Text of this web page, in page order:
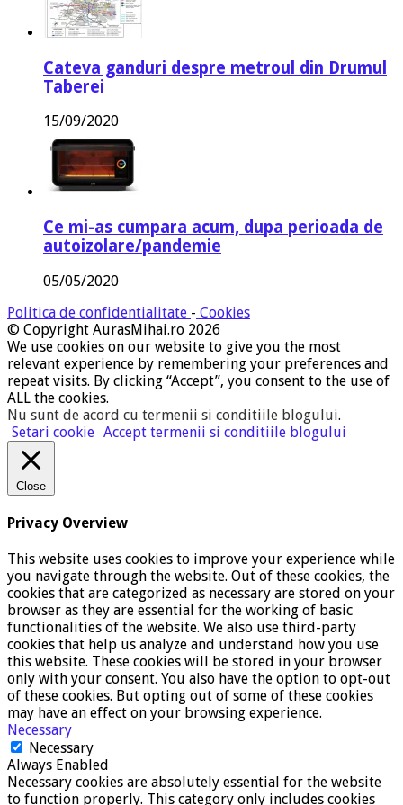
Cateva ganduri despre metroul din Drumul
Taberei
15/09/2020
Ce mi-as cumpara acum, dupa perioada de
autoizolare/pandemie
05/05/2020
Politica de confidentialitate - Cookies
© Copyright AurasMihai.ro 2026
We use cookies on our website to give you the most
relevant experience by remembering your preferences and
repeat visits. By clicking “Accept”, you consent to the use of
ALL the cookies.
Nu sunt de acord cu termenii si conditiile blogului.
Setari cookie Accept termenii si conditiile blogului
Close
Privacy Overview
This website uses cookies to improve your experience while
you navigate through the website. Out of these cookies, the
cookies that are categorized as necessary are stored on your
browser as they are essential for the working of basic
functionalities of the website. We also use third-party
cookies that help us analyze and understand how you use
this website. These cookies will be stored in your browser
only with your consent. You also have the option to opt-out
of these cookies. But opting out of some of these cookies
may have an effect on your browsing experience.
Necessary
Necessary
Always Enabled
Necessary cookies are absolutely essential for the website
to function properly. This category only includes cookies